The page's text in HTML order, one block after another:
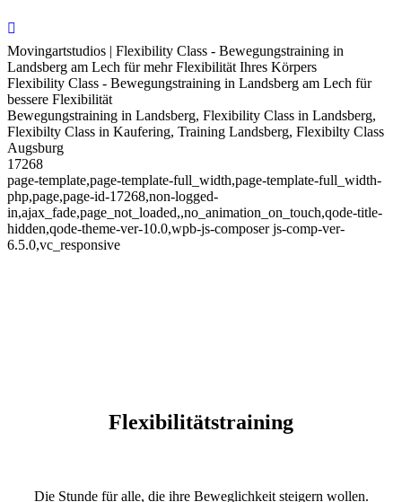
Movingartstudios | Flexibility Class - Bewegungstraining in
Landsberg am Lech für mehr Flexibilität Ihres Körpers
Flexibility Class - Bewegungstraining in Landsberg am Lech für
bessere Flexibilität
Bewegungstraining in Landsberg, Flexibility Class in Landsberg,
Flexibilty Class in Kaufering, Training Landsberg, Flexibilty Class
Augsburg
17268
page-template,page-template-full_width,page-template-full_width-
php,page,page-id-17268,non-logged-
in,ajax_fade,page_not_loaded,,no_animation_on_touch,qode-title-
hidden,qode-theme-ver-10.0,wpb-js-composer js-comp-ver-
6.5.0,vc_responsive
Flexibilitätstraining
Die Stunde für alle, die ihre Beweglichkeit steigern wollen.